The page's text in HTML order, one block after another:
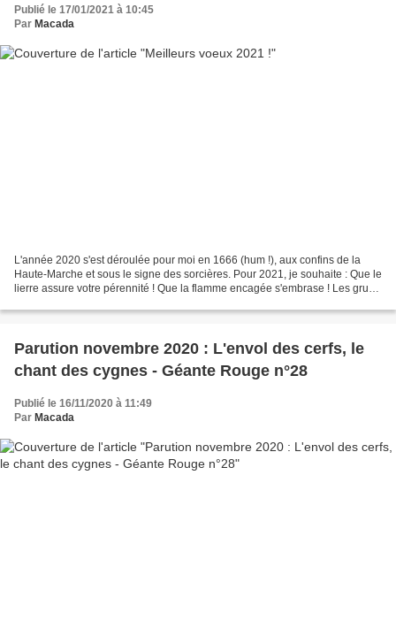
Publié le 17/01/2021 à 10:45
Par Macada
L'année 2020 s'est déroulée pour moi en 1666 (hum !), aux confins de la
Haute-Marche et sous le signe des sorcières. Pour 2021, je souhaite : Que le
lierre assure votre pérennité ! Que la flamme encagée s'embrase ! Les grues
Parution novembre 2020 : L'envol des cerfs, le
chant des cygnes - Géante Rouge n°28
Publié le 16/11/2020 à 11:49
Par Macada